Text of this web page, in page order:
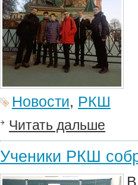
Новости, РКШ
Читать дальше
Ученики РКШ